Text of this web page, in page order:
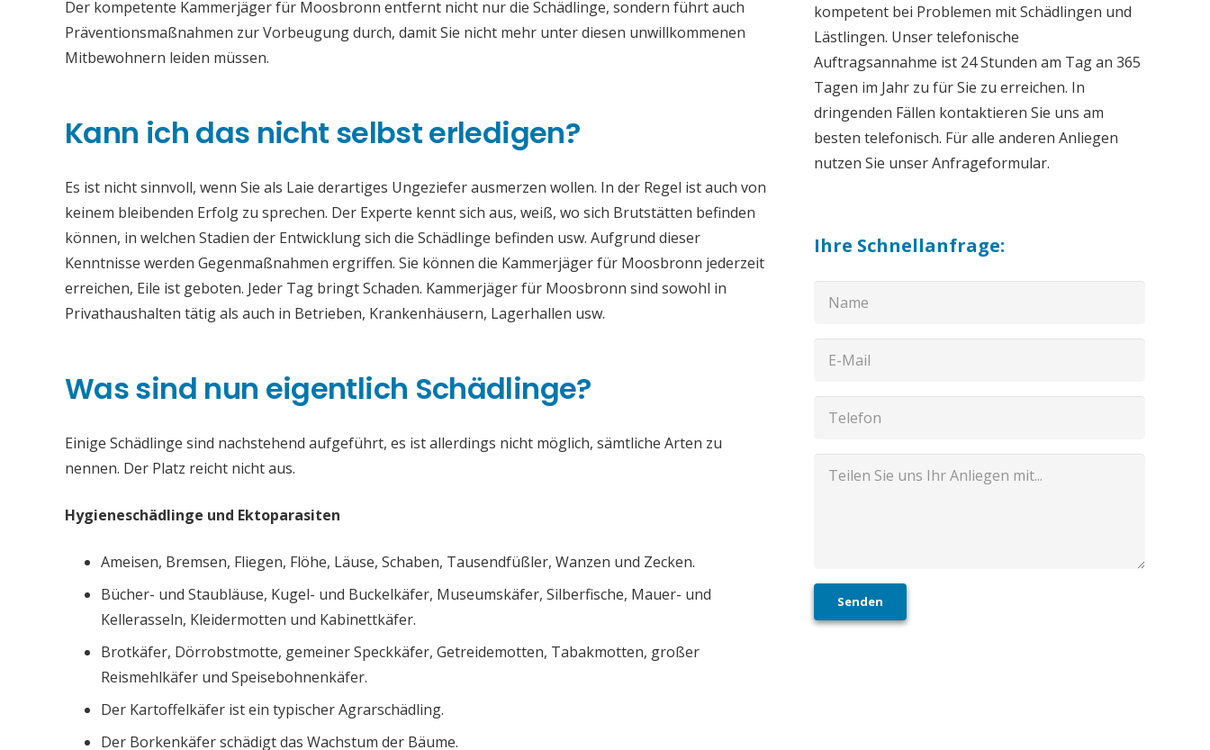
Der kompetente Kammerjäger für Moosbronn entfernt nicht nur die Schädlinge, sondern führt auch
Präventionsmaßnahmen zur Vorbeugung durch, damit Sie nicht mehr unter diesen unwillkommenen
Mitbewohnern leiden müssen.
Kann ich das nicht selbst erledigen?
Es ist nicht sinnvoll, wenn Sie als Laie derartiges Ungeziefer ausmerzen wollen. In der Regel ist auch von
keinem bleibenden Erfolg zu sprechen. Der Experte kennt sich aus, weiß, wo sich Brutstätten befinden
können, in welchen Stadien der Entwicklung sich die Schädlinge befinden usw. Aufgrund dieser
Kenntnisse werden Gegenmaßnahmen ergriffen. Sie können die Kammerjäger für Moosbronn jederzeit
erreichen, Eile ist geboten. Jeder Tag bringt Schaden. Kammerjäger für Moosbronn sind sowohl in
Privathaushalten tätig als auch in Betrieben, Krankenhäusern, Lagerhallen usw.
Was sind nun eigentlich Schädlinge?
Einige Schädlinge sind nachstehend aufgeführt, es ist allerdings nicht möglich, sämtliche Arten zu
nennen. Der Platz reicht nicht aus.
Hygieneschädlinge und Ektoparasiten
Ameisen, Bremsen, Fliegen, Flöhe, Läuse, Schaben, Tausendfüßler, Wanzen und Zecken.
Bücher- und Staubläuse, Kugel- und Buckelkäfer, Museumskäfer, Silberfische, Mauer- und
Kellerasseln, Kleidermotten und Kabinettkäfer.
Brotkäfer, Dörrobstmotte, gemeiner Speckkäfer, Getreidemotten, Tabakmotten, großer
Reismehlkäfer und Speisebohnenkäfer.
Der Kartoffelkäfer ist ein typischer Agrarschädling.
Der Borkenkäfer schädigt das Wachstum der Bäume.
kompetent bei Problemen mit Schädlingen und
Lästlingen. Unser telefonische
Auftragsannahme ist 24 Stunden am Tag an 365
Tagen im Jahr zu für Sie zu erreichen. In
dringenden Fällen kontaktieren Sie uns am
besten telefonisch. Für alle anderen Anliegen
nutzen Sie unser Anfrageformular.
Ihre Schnellanfrage:
Senden